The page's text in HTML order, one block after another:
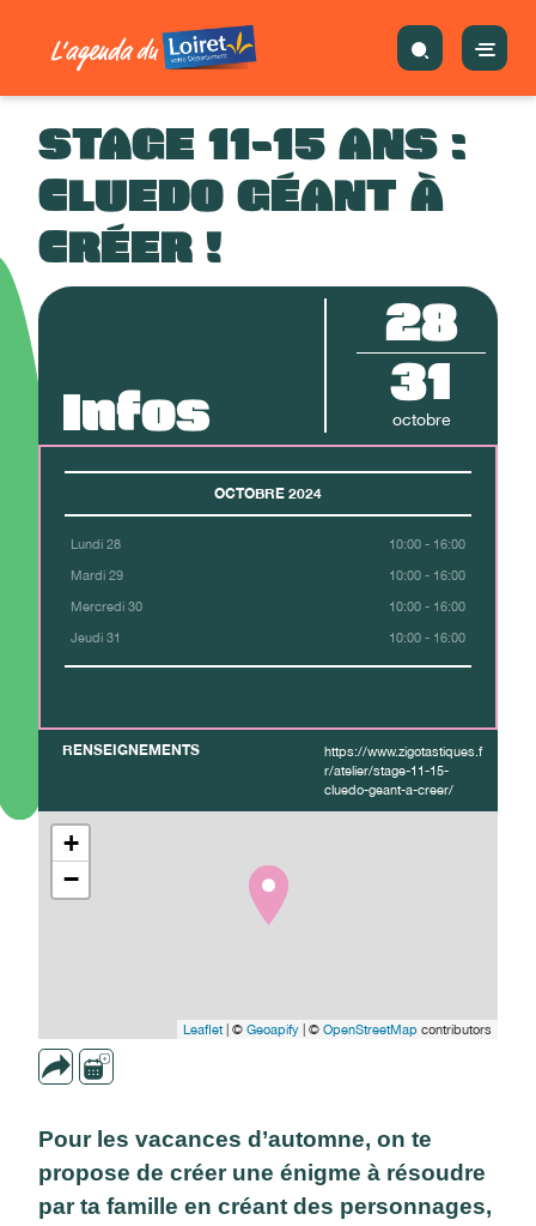
STAGE 11-15 ANS :
CLUEDO GÉANT À
CRÉER !
Infos
28
31
octobre
OCTOBRE 2024
Lundi 28 10:00 - 16:00
Mardi 29 10:00 - 16:00
Mercredi 30 10:00 - 16:00
Jeudi 31 10:00 - 16:00
RENSEIGNEMENTS
https://www.zigotastiques.f
r/atelier/stage-11-15-
cluedo-geant-a-creer/
+
−
Leaflet| © Geoapify | © OpenStreetMap contributors
Pour les vacances d’automne, on te
propose de créer une énigme à résoudre
par ta famille en créant des personnages,